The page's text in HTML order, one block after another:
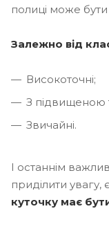
полиці може
Залежно від
Високоточні;
З підвищеною
Звичайні.
І останнім
приділити увагу,
куточку має